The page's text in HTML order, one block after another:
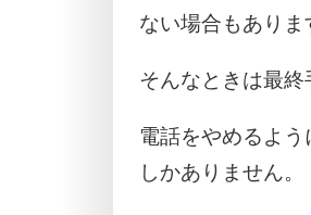
ない場合もありま
そんなときは最終
電話をやめるよ
しかありません。